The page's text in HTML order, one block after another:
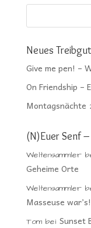
Neues
Give me pen! –
On Friendship –
Montagsnächte
(N)Euer Senf
Weltensammler
Geheime Orte
Weltensammler
Masseuse war’s!
Tombei Sunset